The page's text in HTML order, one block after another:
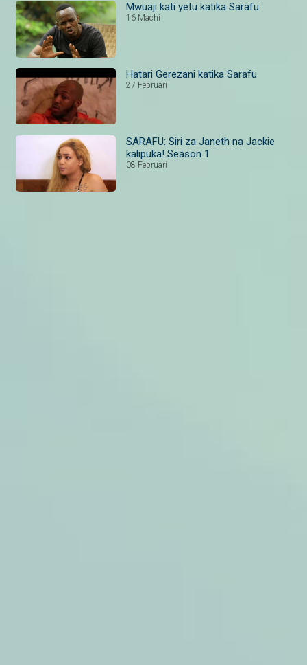
Mwuaji kati yetu katika Sarafu
16 Machi
Hatari Gerezani katika Sarafu
27 Februari
SARAFU: Siri za Janeth na Jackie
kalipuka! Season 1
08 Februari